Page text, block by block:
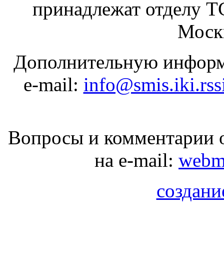
принадлежат
Дополнительную
e-mail:
Вопросы и комментарии
на e-mail: